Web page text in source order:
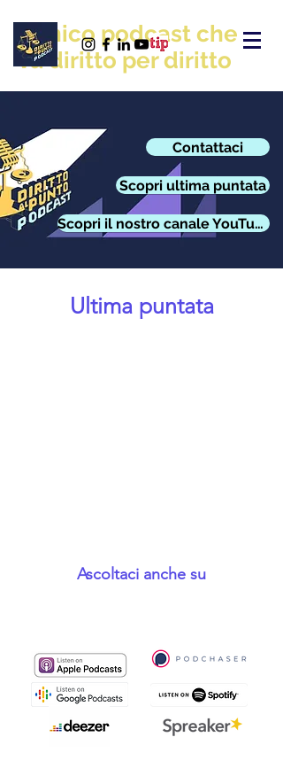
L'unico podcast che
va diritto per diritto
Contattaci
Scopri ultima puntata
Scopri il nostro canale YouTube
Ultima puntata
Ascoltaci anche su